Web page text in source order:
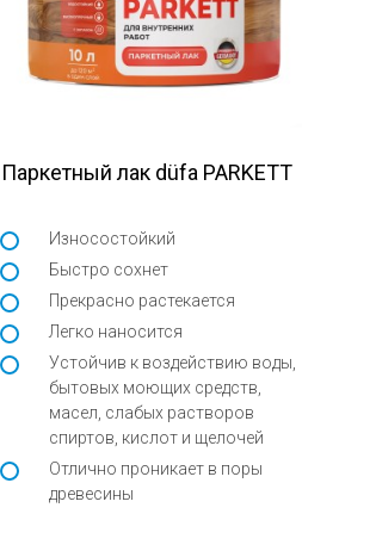
Паркетный лак düfa PARKETT
Износостойкий
Быстро сохнет
Прекрасно растекается
Легко наносится
Устойчив к воздействию воды,
бытовых моющих средств,
масел, слабых растворов
спиртов, кислот и щелочей
Отлично проникает в поры
древесины